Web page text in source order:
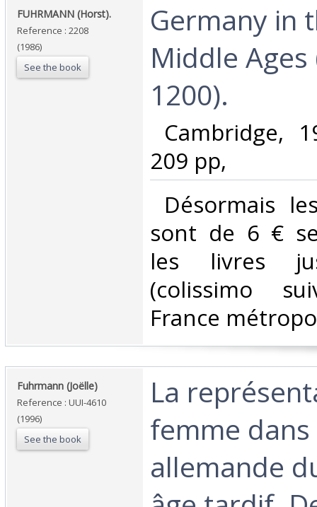
‎FUHRMANN (Horst).‎
Reference : 2208
(1986)
See the book
‎Germany in
Middle Ages
1200).‎
Cambridge,
209 pp, ‎
Désormais
sont de 6 €
les livres
(colissimo
France
‎Fuhrmann (Joëlle)‎
Reference : UUI-4610
(1996)
See the book
‎La
femme
allemande